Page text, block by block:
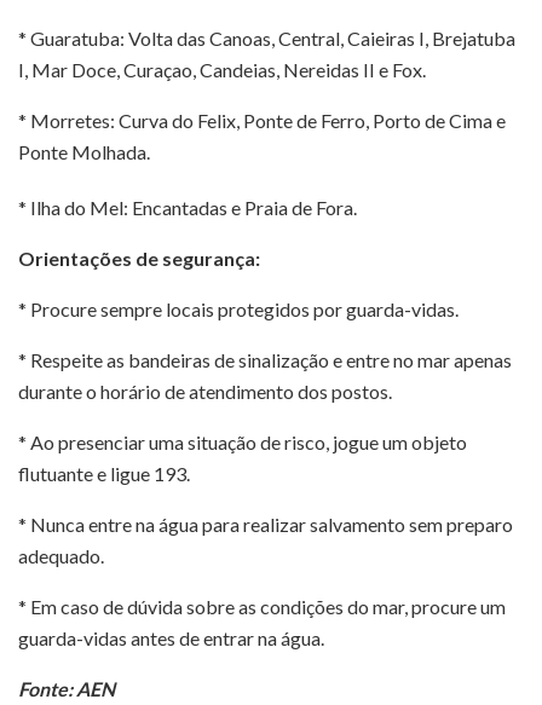
* Guaratuba: Volta das Canoas, Central, Caieiras I, Brejatuba
I, Mar Doce, Curaçao, Candeias, Nereidas II e Fox.
* Morretes: Curva do Felix, Ponte de Ferro, Porto de Cima e
Ponte Molhada.
* Ilha do Mel: Encantadas e Praia de Fora.
Orientações de segurança:
* Procure sempre locais protegidos por guarda-vidas.
* Respeite as bandeiras de sinalização e entre no mar apenas
durante o horário de atendimento dos postos.
* Ao presenciar uma situação de risco, jogue um objeto
flutuante e ligue 193.
* Nunca entre na água para realizar salvamento sem preparo
adequado.
* Em caso de dúvida sobre as condições do mar, procure um
guarda-vidas antes de entrar na água.
Fonte: AEN